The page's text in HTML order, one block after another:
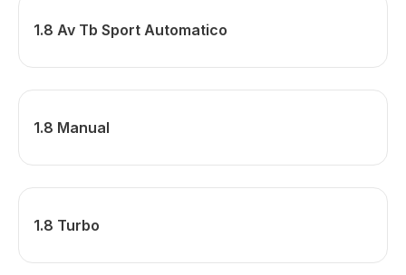
1.8 Av Tb Sport Automatico
1.8 Manual
1.8 Turbo